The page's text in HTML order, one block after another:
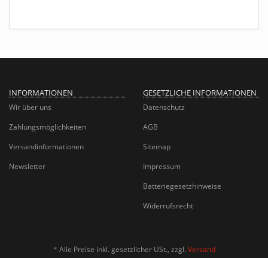
INFORMATIONEN
Wir über uns
Zahlungsmöglichkeiten
Versandinformationen
Newsletter
GESETZLICHE INFORMATIONEN
Datenschutz
AGB
Sitemap
Impressum
Batteriegesetzhinweise
Widerrufsrecht
* Alle Preise inkl. gesetzlicher USt., zzgl. Versand